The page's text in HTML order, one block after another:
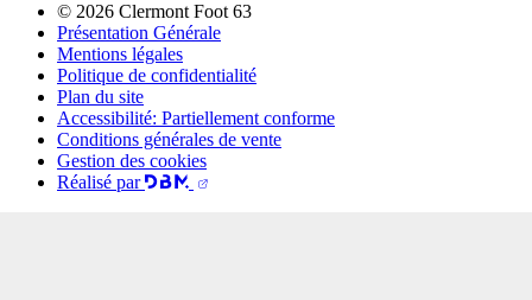
© 2026 Clermont Foot 63
Présentation Générale
Mentions légales
Politique de confidentialité
Plan du site
Accessibilité: Partiellement conforme
Conditions générales de vente
Gestion des cookies
Réalisé par